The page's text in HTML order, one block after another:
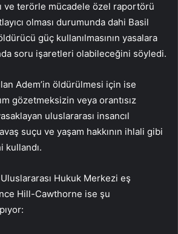
ve terörle mücadele özel raportörü
olması durumunda dahi Basil
güç kullanılmasının yasalara
soru işaretleri olabileceğini söyledi.
Adem’in öldürülmesi için ise
gözetmeksizin veya orantısız
uluslararası insancıl
suçu ve yaşam hakkının ihlali gibi
kullandı.
Hukuk Merkezi eş
Hill-Cawthorne ise şu